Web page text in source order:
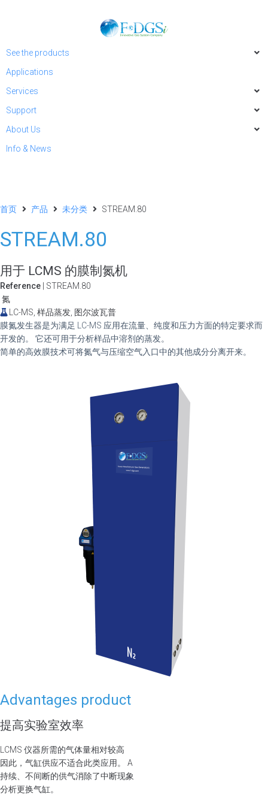
See the products
Applications
Services
Support
About Us
Info & News
首页 产品 未分类 STREAM.80
STREAM.80
用于 LCMS 的膜制氮机
Reference | STREAM.80
氮
LC-MS, 样品蒸发, 图尔波瓦普
膜氮发生器是为满足 LC-MS 应用在流量、纯度和压力方面的特定要求而
开发的。 它还可用于分析样品中溶剂的蒸发。
简单的高效膜技术可将氮气与压缩空气入口中的其他成分分离开来。
Advantages product
提高实验室效率
LCMS 仪器所需的气体量相对较高
因此，气缸供应不适合此类应用。 A
持续、不间断的供气消除了中断现象
分析更换气缸。